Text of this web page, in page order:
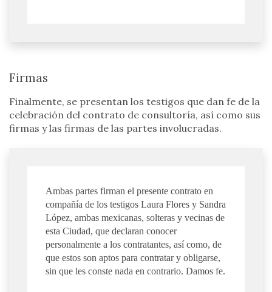
Firmas
Finalmente, se presentan los testigos que dan fe de la
celebración del contrato de consultoría, así como sus
firmas y las firmas de las partes involucradas.
Ambas partes firman el presente contrato en
compañía de los testigos Laura Flores y Sandra
López, ambas mexicanas, solteras y vecinas de
esta Ciudad, que declaran conocer
personalmente a los contratantes, así como, de
que estos son aptos para contratar y obligarse,
sin que les conste nada en contrario. Damos fe.